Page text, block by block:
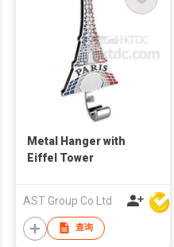
Metal Hanger with
Eiffel Tower
AST Group Co Ltd
查询